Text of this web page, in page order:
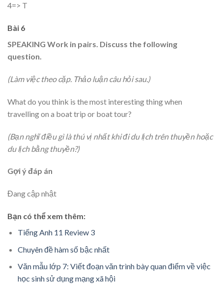
4=> T
Bài 6
SPEAKING Work in pairs. Discuss the following
question.
(Làm việc theo cặp. Thảo luận câu hỏi sau.)
What do you think is the most interesting thing when
travelling on a boat trip or boat tour?
(Bạn nghĩ điều gì là thú vị nhất khi đi du lịch trên thuyền hoặc
du lịch bằng thuyền?)
Gợi ý đáp án
Đang cập nhật
Bạn có thể xem thêm:
Tiếng Anh 11 Review 3
Chuyên đề hàm số bậc nhất
Văn mẫu lớp 7: Viết đoạn văn trình bày quan điểm về việc
học sinh sử dụng mạng xã hội